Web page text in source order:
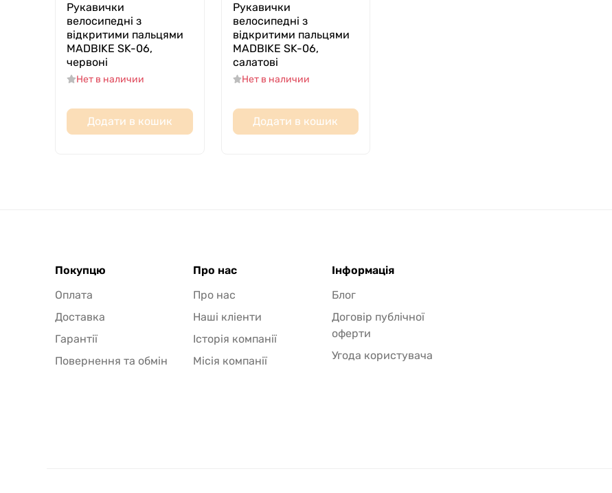
Рукавички
велосипедні з
відкритими пальцями
MADBIKE SK-06,
червоні
Нет в наличии
Додати в кошик
Рукавички
велосипедні з
відкритими пальцями
MADBIKE SK-06,
салатові
Нет в наличии
Додати в кошик
Покупцю
Оплата
Доставка
Гарантії
Повернення та обмін
Про нас
Про нас
Наші кліенти
Історія компанії
Місія компанії
Інформація
Блог
Договір публічної
оферти
Угода користувача